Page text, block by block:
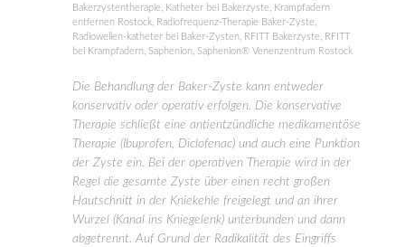
Bakerzystentherapie, Katheter bei Bakerzyste, Krampfadern
entfernen Rostock, Radiofrequenz-Therapie Baker-Zyste,
Radiowellen-katheter bei Baker-Zysten, RFITT Bakerzyste, RFITT
bei Krampfadern, Saphenion, Saphenion® Venenzentrum Rostock
Die Behandlung der Baker-Zyste kann entweder
konservativ oder operativ erfolgen. Die konservative
Therapie schließt eine antientzündliche medikamentöse
Therapie (Ibuprofen, Diclofenac) und auch eine Punktion
der Zyste ein. Bei der operativen Therapie wird in der
Regel die gesamte Zyste über einen recht großen
Hautschnitt in der Kniekehle freigelegt und an ihrer
Wurzel (Kanal ins Kniegelenk) unterbunden und dann
abgetrennt. Auf Grund der Radikalität des Eingriffs